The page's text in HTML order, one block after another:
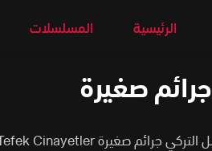
الرئيسية المسلسلات
صغيرة